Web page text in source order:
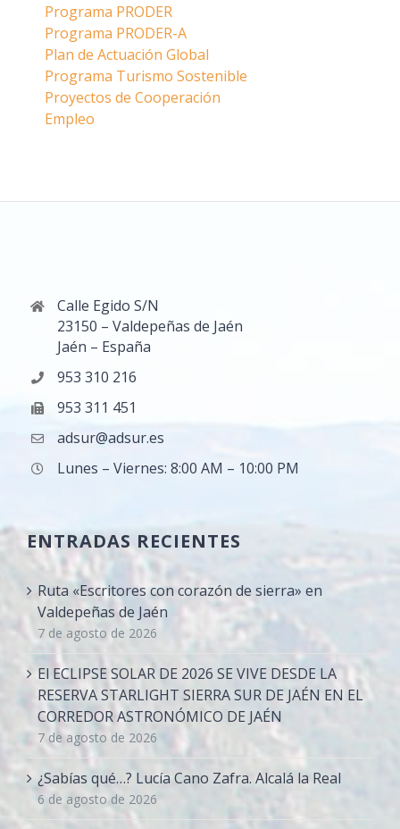
Programa PRODER
Programa PRODER-A
Plan de Actuación Global
Programa Turismo Sostenible
Proyectos de Cooperación
Empleo
Calle Egido S/N
23150 – Valdepeñas de Jaén
Jaén – España
953 310 216
953 311 451
adsur@adsur.es
Lunes – Viernes: 8:00 AM – 10:00 PM
ENTRADAS RECIENTES
Ruta «Escritores con corazón de sierra» en
Valdepeñas de Jaén
7 de agosto de 2026
El ECLIPSE SOLAR DE 2026 SE VIVE DESDE LA
RESERVA STARLIGHT SIERRA SUR DE JAÉN EN EL
CORREDOR ASTRONÓMICO DE JAÉN
7 de agosto de 2026
¿Sabías qué…? Lucía Cano Zafra. Alcalá la Real
6 de agosto de 2026